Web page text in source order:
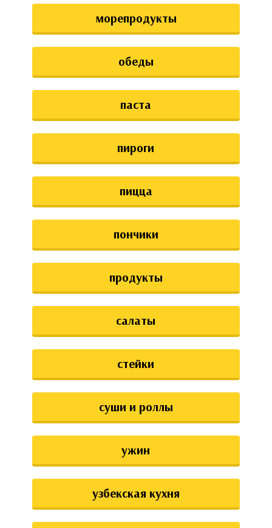
морепродукты
обеды
паста
пироги
пицца
пончики
продукты
салаты
стейки
суши и роллы
ужин
узбекская кухня